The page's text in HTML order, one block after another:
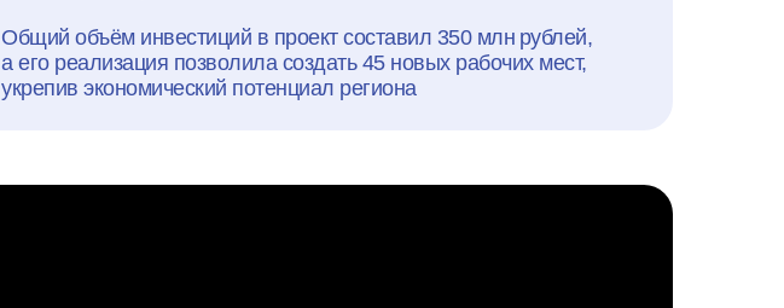
Общий объём инвестиций в проект составил 350 млн рублей,
а его реализация позволила создать 45 новых рабочих мест,
укрепив экономический потенциал региона